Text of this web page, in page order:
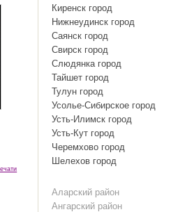
Киренск город
Нижнеудинск город
Саянск город
Свирск город
Слюдянка город
Тайшет город
Тулун город
Усолье-Сибирское город
Усть-Илимск город
Усть-Кут город
Черемхово город
Шелехов город
Аларский район
Ангарский район